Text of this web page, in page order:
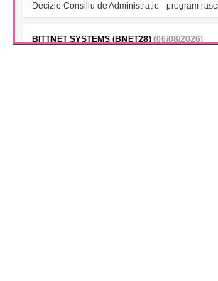
Decizie Consiliu de Administratie - program
BITTNET SYSTEMS (BNET28) (06/08/2026)